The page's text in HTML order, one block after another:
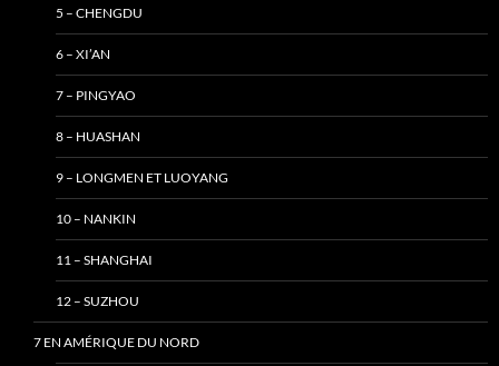
5 – CHENGDU
6 – XI’AN
7 – PINGYAO
8 – HUASHAN
9 – LONGMEN ET LUOYANG
10 – NANKIN
11 – SHANGHAI
12 – SUZHOU
7 EN AMÉRIQUE DU NORD